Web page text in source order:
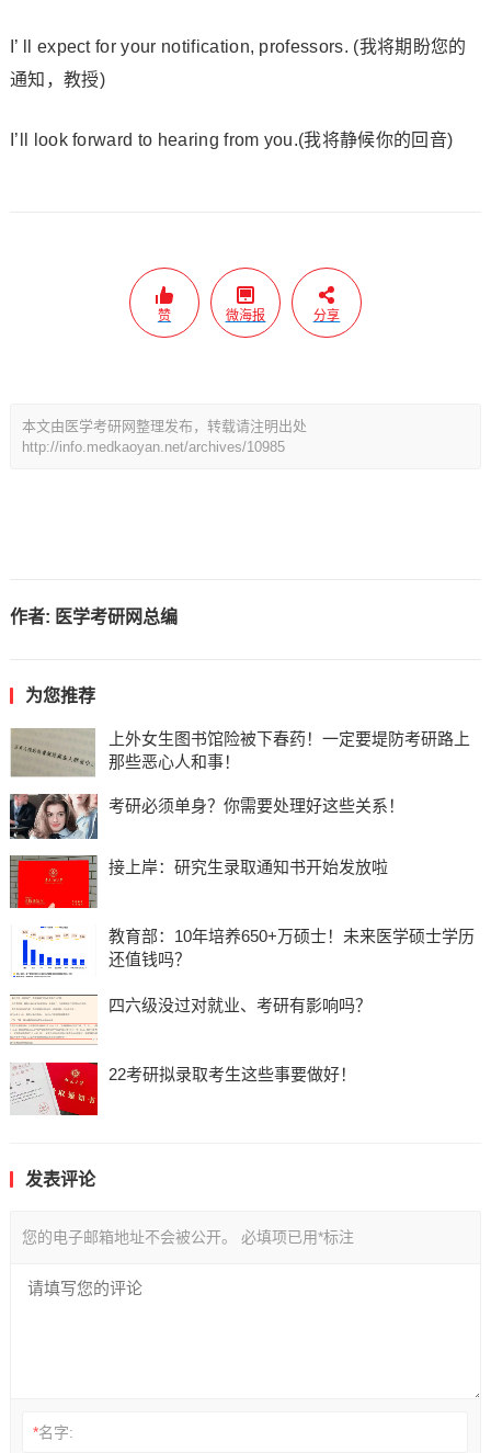
I’ ll expect for your notification, professors. (我将期盼您的
通知，教授)
I’ll look forward to hearing from you.(我将静候你的回音)
赞 微海报 分享
本文由医学考研网整理发布，转载请注明出处
http://info.medkaoyan.net/archives/10985
作者: 医学考研网总编
为您推荐
上外女生图书馆险被下春药！一定要堤防考研路上
那些恶心人和事！
考研必须单身？你需要处理好这些关系！
接上岸：研究生录取通知书开始发放啦
教育部：10年培养650+万硕士！未来医学硕士学历
还值钱吗？
四六级没过对就业、考研有影响吗？
22考研拟录取考生这些事要做好！
发表评论
您的电子邮箱地址不会被公开。 必填项已用*标注
*名字: